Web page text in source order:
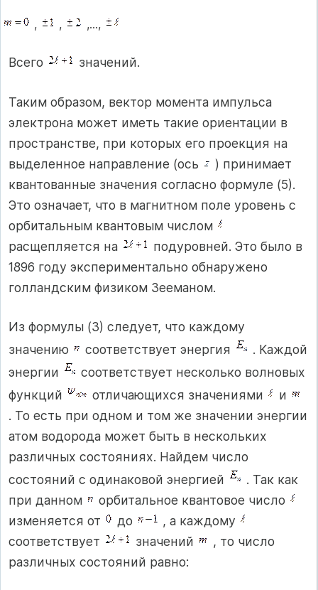
, , ,…,
Всего значений.
Таким образом, вектор момента импульса
электрона может иметь такие ориентации в
пространстве, при которых его проекция на
выделенное направление (ось
) принимает
квантованные значения согласно формуле (5).
Это означает, что в магнитном поле уровень с
орбитальным квантовым числом
расщепляется на
подуровней. Это было в
1896 году экспериментально обнаружено
голландским физиком Зееманом.
Из формулы (3) следует, что каждому
значению
соответствует энергия
. Каждой
энергии
соответствует несколько волновых
функций
отличающихся значениями
и
. То есть при одном и том же значении энергии
атом водорода может быть в нескольких
различных состояниях. Найдем число
состояний с одинаковой энергией
. Так как
при данном
орбитальное квантовое число
изменяется от
до
, а каждому
соответствует
значений
, то число
различных состояний равно: